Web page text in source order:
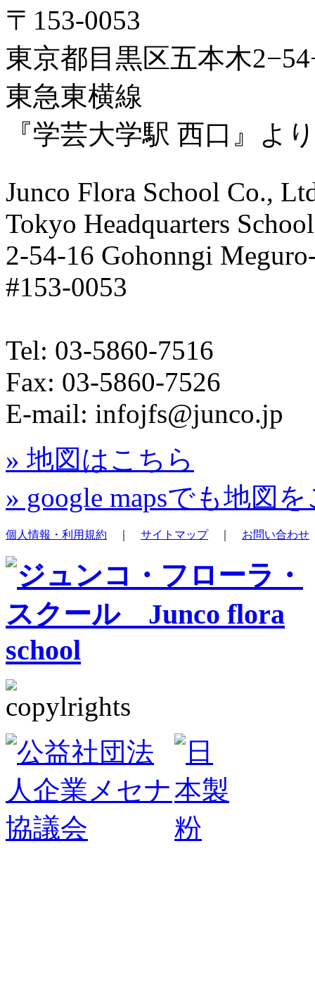
〒153-0053
東京都目黒区五本木
東急東横線
『学芸大学駅 西口』よ
Junco Flora School Co.,
Tokyo Headquarters School
2-54-16 Gohonngi
#153-0053
Tel: 03-5860-7516
Fax: 03-5860-7526
E-mail: infojfs@junco.jp
» 地図はこちら
» google mapsでも地図
個人情報・利用規約 サイトマップ｜ お問い合わせ